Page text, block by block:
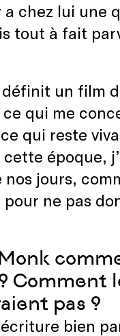
chez lui une
tout à fait
un film
qui me
qui reste
époque,
jours,
ne pas
Comment
pas ?
bien